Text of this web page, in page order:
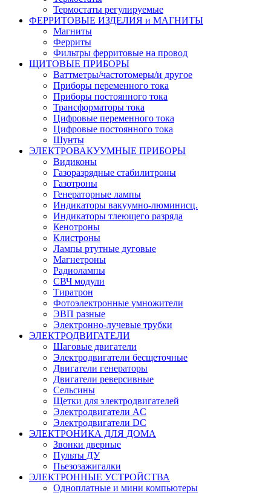
Термостаты регулируемые
ФЕРРИТОВЫЕ ИЗДЕЛИЯ и МАГНИТЫ
Магниты
Ферриты
Фильтры ферритовые на провод
ЩИТОВЫЕ ПРИБОРЫ
Ваттметры/частотомеры/и другое
Приборы переменного тока
Приборы постоянного тока
Трансформаторы тока
Цифровые переменного тока
Цифровые постоянного тока
Шунты
ЭЛЕКТРОВАКУУМНЫЕ ПРИБОРЫ
Видиконы
Газоразрядные стабилитроны
Газотроны
Генераторные лампы
Индикаторы вакуумно-люминисц.
Индикаторы тлеющего разряда
Кенотроны
Клистроны
Лампы ртутные дуговые
Магнетроны
Радиолампы
СВЧ модули
Тиратрон
Фотоэлектронные умножители
ЭВП разные
Электронно-лучевые трубки
ЭЛЕКТРОДВИГАТЕЛИ
Шаговые двигатели
Электродвигатели бесщеточные
Двигатели генераторы
Двигатели реверсивные
Сельсины
Щетки для электродвигателей
Электродвигатели AC
Электродвигатели DC
ЭЛЕКТРОНИКА ДЛЯ ДОМА
Звонки дверные
Пульты ДУ
Пьезозажигалки
ЭЛЕКТРОННЫЕ УСТРОЙСТВА
Одноплатные и мини компьютеры